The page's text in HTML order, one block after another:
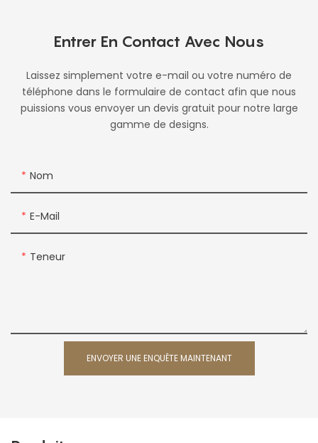
Entrer En Contact Avec Nous
Laissez simplement votre e-mail ou votre numéro de
téléphone dans le formulaire de contact afin que nous
puissions vous envoyer un devis gratuit pour notre large
gamme de designs.
Nom
E-Mail
Teneur
ENVOYER UNE ENQUÊTE MAINTENANT